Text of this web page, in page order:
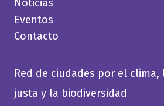
Noticias
Eventos
Contacto
Red de ciudades por el clima,
justa y la biodiversidad